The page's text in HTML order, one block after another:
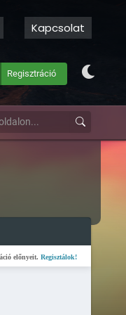
Kapcsolat
Regisztráció
Regisztálok! Kész